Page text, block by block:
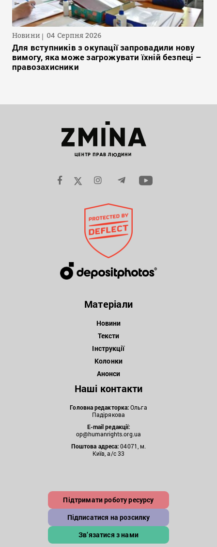
Новини 04 Серпня 2026
Для вступників з окупації запровадили нову
вимогу, яка може загрожувати їхній безпеці –
правозахисники
Матеріали
Новини
Тексти
Інструкції
Колонки
Анонси
Наші контакти
Головна редакторка:Ольга
Падірякова
E-mail редакції:
op@humanrights.org.ua
Поштова адреса:04071, м.
Київ, а/с 33
Підтримати роботу ресурсу
Підписатися на розсилку
Зв’язатися з нами